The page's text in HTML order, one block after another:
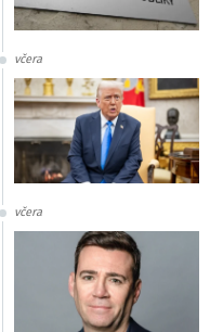
včera
včera